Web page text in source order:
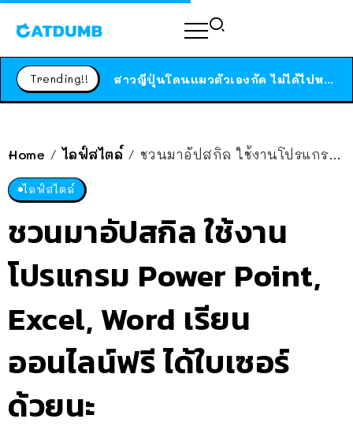
Trending!! ได้เวลาเด็กหนวดรวมตัว RF Online Next เปิดให้เล่นแล้ว เกม Sci-Fi MMORPG ระดับตำนาน เล่นได้ทั้งมือถือและ PC
Home / ไลฟ์สไตล์ / ชวนมาอัปสกิล ใช้งานโปรแกรม Power Point, Excel, Word เรียนออนไลน์ฟรี ได้ใบเซอร์ด้วยนะ
ไลฟ์สไตล์
ชวนมาอัปสกิล ใช้งาน
โปรแกรม Power Point,
Excel, Word เรียน
ออนไลน์ฟรี ได้ใบเซอร์
ด้วยนะ